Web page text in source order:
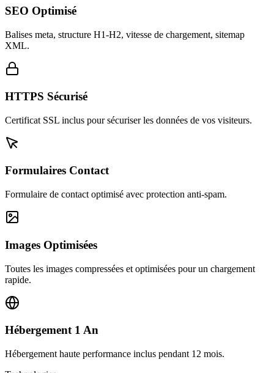
SEO Optimisé
Balises meta, structure H1-H2, vitesse de chargement, sitemap
XML.
HTTPS Sécurisé
Certificat SSL inclus pour sécuriser les données de vos visiteurs.
Formulaires Contact
Formulaire de contact optimisé avec protection anti-spam.
Images Optimisées
Toutes les images compressées et optimisées pour un chargement
rapide.
Hébergement 1 An
Hébergement haute performance inclus pendant 12 mois.